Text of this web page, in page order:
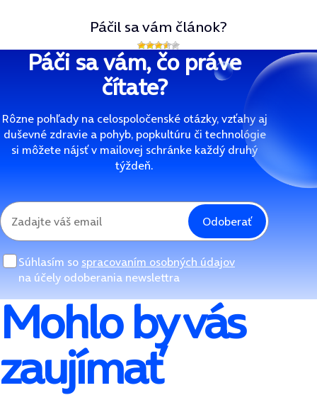
Páčil sa vám článok?
Páči sa vám, čo práve
čítate?
Rôzne pohľady na celospoločenské otázky, vzťahy aj
duševné zdravie a pohyb, popkultúru či technológie
si môžete nájsť v mailovej schránke každý druhý
týždeň.
Odoberať
Súhlasím so spracovaním osobných údajov
na účely odoberania newslettra
Mohlo by vás
zaujímať